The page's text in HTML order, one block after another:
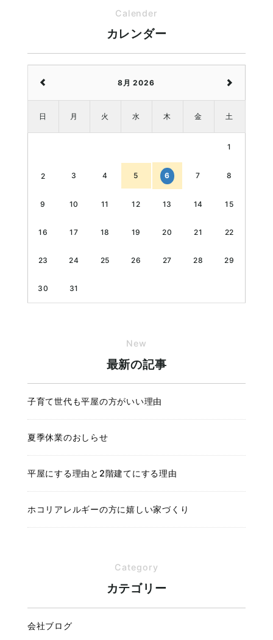
Calender
カレンダー
8月 2026
日 月 火 水 木 金 土
1
2 3 4 5 6 7 8
9 10 11 12 13 14 15
16 17 18 19 20 21 22
23 24 25 26 27 28 29
30 31
New
最新の記事
子育て世代も平屋の方がいい理由
夏季休業のおしらせ
平屋にする理由と2階建てにする理由
ホコリアレルギーの方に嬉しい家づくり
Category
カテゴリー
会社ブログ